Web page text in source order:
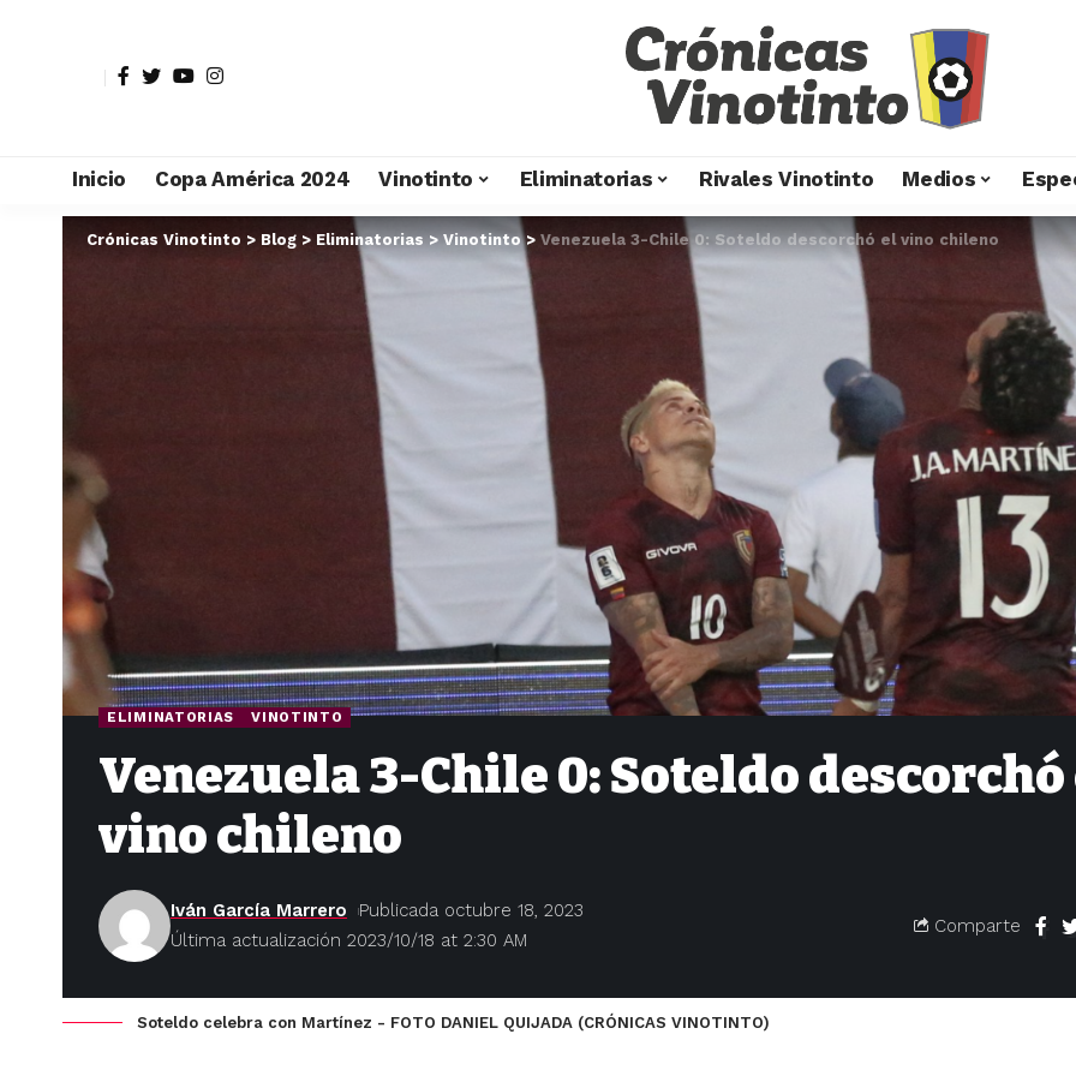
Inicio Copa América 2024 Vinotinto Eliminatorias Rivales Vinotinto Medios
Crónicas Vinotinto > Blog > Eliminatorias > Vinotinto> Venezuela 3-Chile 0: Soteldo descorchó el vino chileno
ELIMINATORIAS VINOTINTO
Venezuela 3-Chile 0: Soteldo descorchó
vino chileno
Última actualización 2023/10/18 at 2:30 AM
Iván García Marrero Publicada octubre 18, 2023
Comparte
Soteldo celebra con Martínez - FOTO DANIEL QUIJADA (CRÓNICAS VINOTINTO)